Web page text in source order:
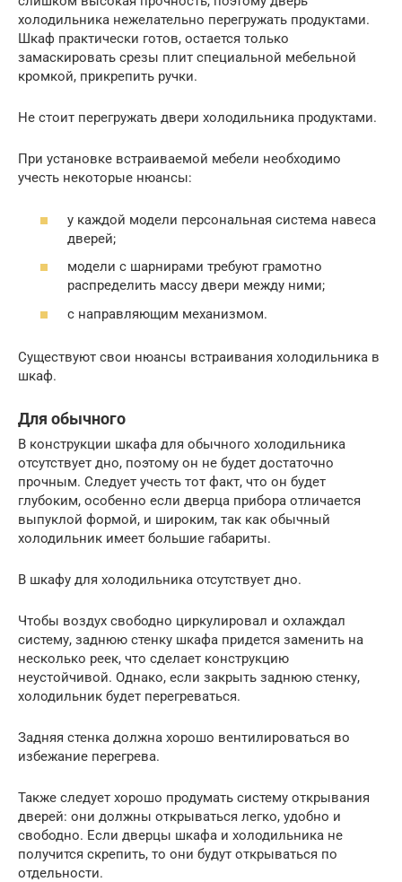
холодильника нежелательно перегружать продуктами.
Шкаф практически готов, остается только
замаскировать срезы плит специальной мебельной
кромкой, прикрепить ручки.
Не стоит перегружать двери холодильника продуктами.
При установке встраиваемой мебели необходимо
учесть некоторые нюансы:
у каждой модели персональная система навеса
дверей;
модели с шарнирами требуют грамотно
распределить массу двери между ними;
с направляющим механизмом.
Существуют свои нюансы встраивания холодильника в
шкаф.
Для обычного
В конструкции шкафа для обычного холодильника
отсутствует дно, поэтому он не будет достаточно
прочным. Следует учесть тот факт, что он будет
глубоким, особенно если дверца прибора отличается
выпуклой формой, и широким, так как обычный
холодильник имеет большие габариты.
В шкафу для холодильника отсутствует дно.
Чтобы воздух свободно циркулировал и охлаждал
систему, заднюю стенку шкафа придется заменить на
несколько реек, что сделает конструкцию
неустойчивой. Однако, если закрыть заднюю стенку,
холодильник будет перегреваться.
Задняя стенка должна хорошо вентилироваться во
избежание перегрева.
Также следует хорошо продумать систему открывания
дверей: они должны открываться легко, удобно и
свободно. Если дверцы шкафа и холодильника не
получится скрепить, то они будут открываться по
отдельности.